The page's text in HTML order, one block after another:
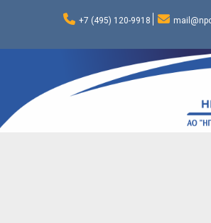
+7 (495) 120-9918